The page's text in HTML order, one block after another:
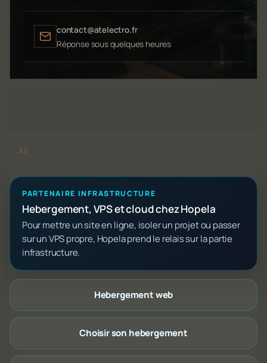
contact@atelectro.fr
Réponse sous quelques heures
PARTENAIRE INFRASTRUCTURE
Hebergement, VPS et cloud chez Hopela
Pour mettre un site en ligne, isoler un projet ou passer
sur un VPS propre, Hopela prend le relais sur la partie
infrastructure.
Hebergement web
Choisir son hebergement